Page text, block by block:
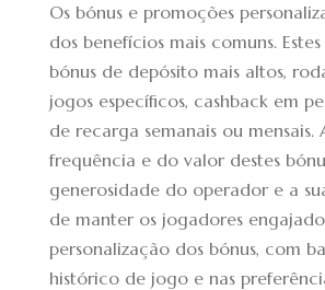
Os bónus e promoções
dos benefícios mais comuns.
bónus de depósito mais altos,
jogos específicos, cashback em
de recarga semanais ou mensais.
frequência e do valor destes
generosidade do operador e a
de manter os jogadores
personalização dos bónus, com
histórico de jogo e nas